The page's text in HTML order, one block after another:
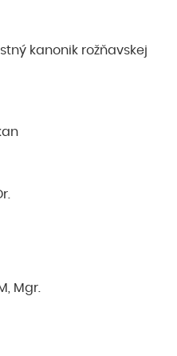
kanonik rožňavskej
Mgr.